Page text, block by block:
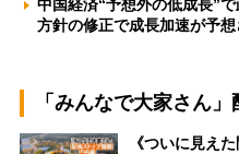
中国経済“予想外の低成長”
方針の修正で成長加速が予
「みんなで大家さん
《ついに見え